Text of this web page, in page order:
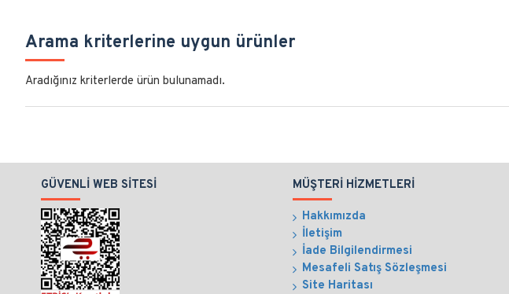
Arama kriterlerine uygun ürünler
Aradığınız kriterlerde ürün bulunamadı.
GÜVENLI WEB SITESI MÜŞTERI HIZMETLERI
Hakkımızda
İletişim
İade Bilgilendirmesi
Mesafeli Satış Sözleşmesi
Site Haritası